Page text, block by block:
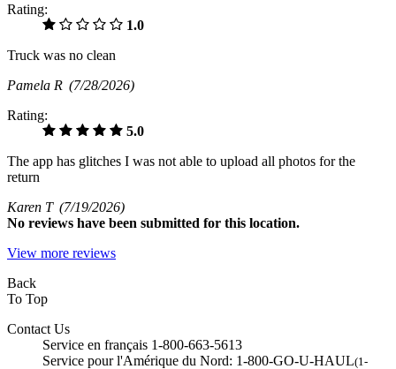
Rating:
1.0
Truck was no clean
Pamela R (7/28/2026)
Rating:
5.0
The app has glitches I was not able to upload all photos for the
return
Karen T (7/19/2026)
No reviews have been submitted for this location.
View more reviews
Back
To Top
Contact Us
Service en français 1-800-663-5613
Service pour l'Amérique du Nord: 1-800-GO-U-HAUL(1-